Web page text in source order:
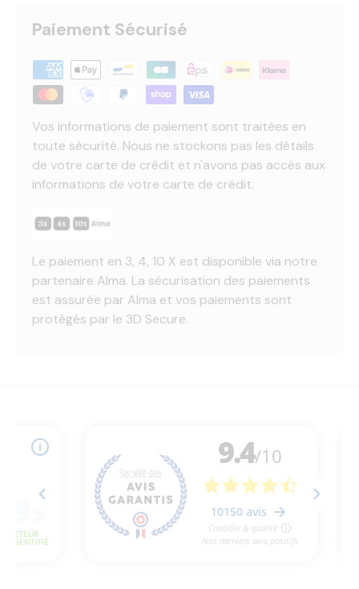
Paiement Sécurisé
Vos informations de paiement sont traitées en
toute sécurité. Nous ne stockons pas les détails
de votre carte de crédit et n'avons pas accès aux
informations de votre carte de crédit.
Le paiement en 3, 4, 10 X est disponible via notre
partenaire Alma. La sécurisation des paiements
est assurée par Alma et vos paiements sont
protégés par le 3D Secure.